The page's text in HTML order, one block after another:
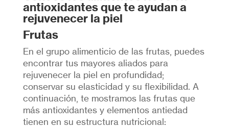
antioxidantes que te ayudan a
rejuvenecer la piel
Frutas
En el grupo alimenticio de las frutas, puedes
encontrar tus mayores aliados para
rejuvenecer la piel en profundidad;
conservar su elasticidad y su flexibilidad. A
continuación, te mostramos las frutas que
más antioxidantes y elementos antiedad
tienen en su estructura nutricional: